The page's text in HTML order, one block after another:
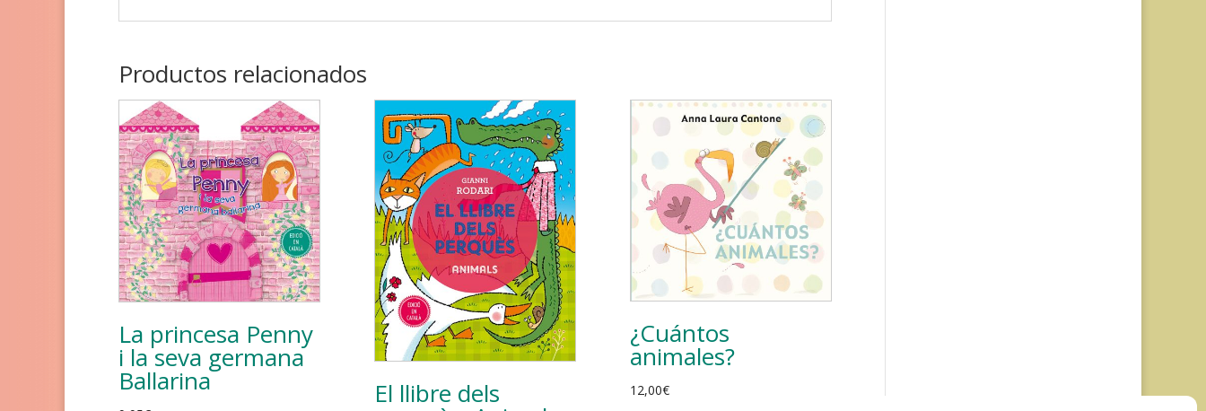
Productos relacionados
La princesa Penny
i la seva germana
Ballarina El llibre dels
¿Cuántos
animales?
12,00€